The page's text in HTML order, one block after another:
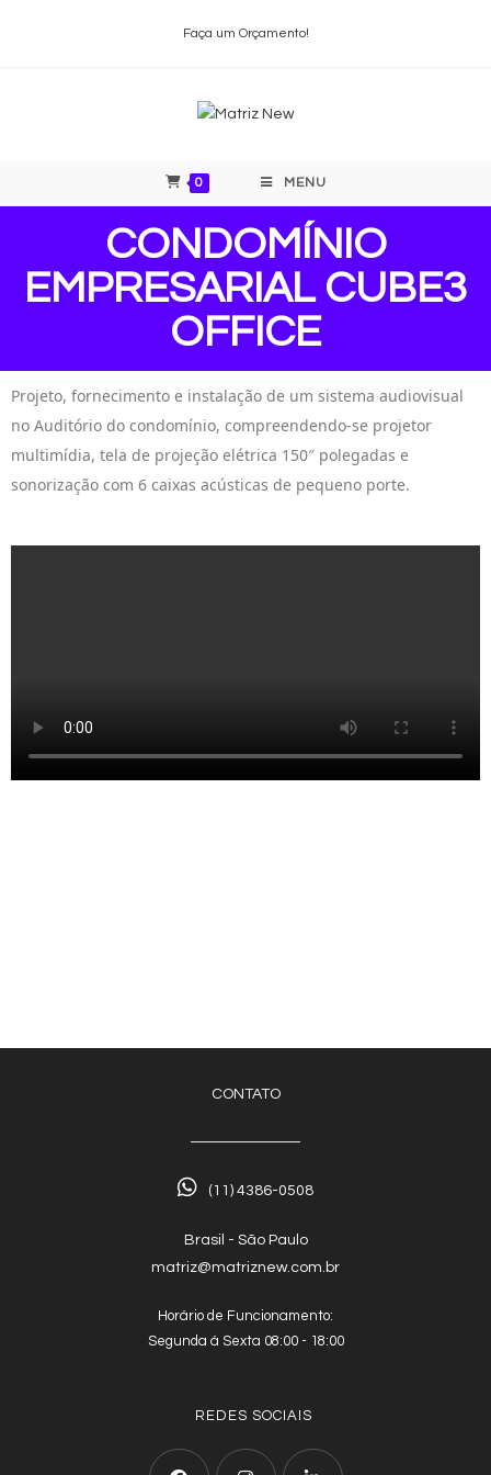
Faça um Orçamento!
0 MENU
CONDOMÍNIO
EMPRESARIAL CUBE3
OFFICE
Projeto, fornecimento e instalação de um sistema audiovisual
no Auditório do condomínio, compreendendo-se projetor
multimídia, tela de projeção elétrica 150″ polegadas e
sonorização com 6 caixas acústicas de pequeno porte.
CONTATO
(11) 4386-0508
Brasil - São Paulo
matriz@matriznew.com.br
Horário de Funcionamento:
Segunda á Sexta 08:00 - 18:00
REDES SOCIAIS